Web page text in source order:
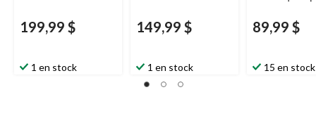
199,99 $
1 en stock
149,99 $
1 en stock
89,99 $
15 en stock